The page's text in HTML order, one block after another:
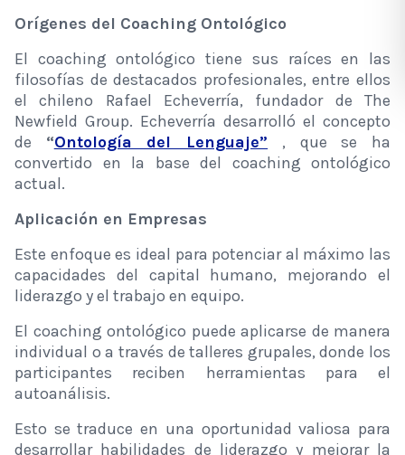
Orígenes del Coaching Ontológico
El coaching ontológico tiene sus raíces en las
filosofías de destacados profesionales, entre ellos
el chileno Rafael Echeverría, fundador de The
Newfield Group. Echeverría desarrolló el concepto
de “Ontología del Lenguaje” , que se ha
convertido en la base del coaching ontológico
actual.
Aplicación en Empresas
Este enfoque es ideal para potenciar al máximo las
capacidades del capital humano, mejorando el
liderazgo y el trabajo en equipo.
El coaching ontológico puede aplicarse de manera
individual o a través de talleres grupales, donde los
participantes reciben herramientas para el
autoanálisis.
Esto se traduce en una oportunidad valiosa para
desarrollar habilidades de liderazgo y mejorar la